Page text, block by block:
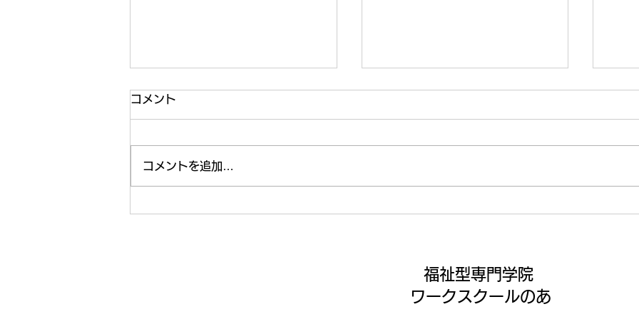
いよいよ納涼祭まであと1週
この
コメント
コメントを追加…
福祉型専門学院
ワークスクールのあ